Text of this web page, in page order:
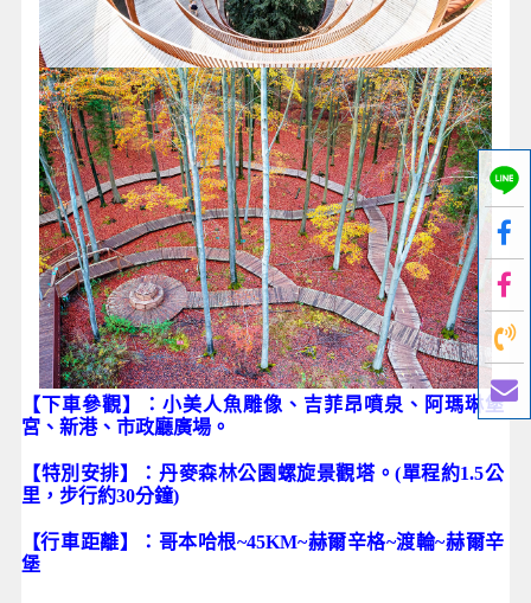
【下車參觀】： 小美人魚雕像、吉菲昂噴泉、阿瑪琳堡
宮、新港、 市政廳廣場。
【特別安排】：丹麥森林公園螺旋景觀塔。(單程約1.5公
里，步行約30分鐘)
【行車距離】：哥本哈根~45KM~赫爾辛格~渡輪~赫爾辛
堡